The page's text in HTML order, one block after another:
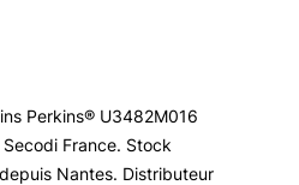
Perkins® U3482M016
France. Stock
Nantes. Distributeur